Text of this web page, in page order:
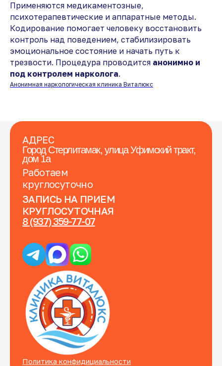
Применяются медикаментозные,
психотерапевтические и аппаратные методы.
Кодирование помогает человеку восстановить
контроль над поведением, стабилизировать
эмоциональное состояние и начать путь к
трезвости. Процедура проводится анонимно и
под контролем нарколога.
Анонимная наркологическая клиника Виталюкс
АДРЕС
Город Стерлитамак, улица Уфимский тракт,
дом 1а
Работаем
круглосуточно
ЗАПИСЬ НА ПРИЕМ
КРУГЛОСУТОЧНАЯ
8 (937) 359-77-07
Политика конфидициальности